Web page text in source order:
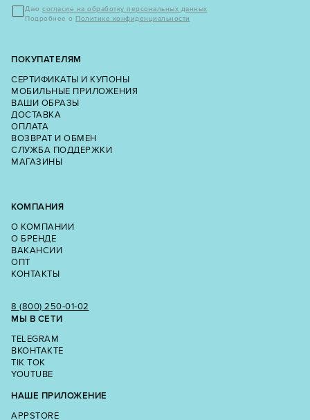
Даю согласие на обработку персональных данных
Подробнее о Политике конфиденциальности
ПОКУПАТЕЛЯМ
СЕРТИФИКАТЫ И КУПОНЫ
МОБИЛЬНЫЕ ПРИЛОЖЕНИЯ
ВАШИ ОБРАЗЫ
ДОСТАВКА
ОПЛАТА
ВОЗВРАТ И ОБМЕН
СЛУЖБА ПОДДЕРЖКИ
МАГАЗИНЫ
КОМПАНИЯ
О КОМПАНИИ
О БРЕНДЕ
ВАКАНСИИ
ОПТ
КОНТАКТЫ
8 (800) 250‑01‑02
МЫ В СЕТИ
TELEGRAM
ВКОНТАКТЕ
TIK TOK
YOUTUBE
НАШЕ ПРИЛОЖЕНИЕ
APPSTORE